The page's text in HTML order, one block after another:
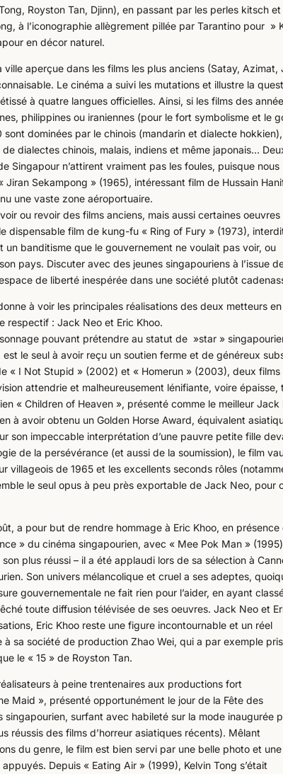
Royston Tan, Djinn), en passant par les perles kitsch et
à l’iconographie allègrement pillée par Tarantino pour »
en décor naturel.
aperçue dans les films les plus anciens (Satay, Azimat,
Le cinéma a suivi les mutations et illustre la
à quatre langues officielles. Ainsi, si les films des
philippines ou iraniennes (pour le fort symbolisme et le
dominées par le chinois (mandarin et dialecte hokkien),
dialectes chinois, malais, indiens et même japonais…
Singapour n’attirent vraiment pas les foules, puisque nous
Sekampong » (1965), intéressant film de Hussain
une vaste zone aéroportuaire.
ou revoir des films anciens, mais aussi certaines oeuvres
dispensable film de kung-fu « Ring of Fury » (1973),
banditisme que le gouvernement ne voulait pas voir, ou
pays. Discuter avec des jeunes singapouriens à l’issue
de liberté inespérée dans une société plutôt
à voir les principales réalisations des deux metteurs en
respectif : Jack Neo et Eric Khoo.
pouvant prétendre au statut de »star »
le seul à avoir reçu un soutien ferme et de généreux
« I Not Stupid » (2002) et « Homerun » (2003), deux films
attendrie et malheureusement lénifiante, voire épaisse,
« Children of Heaven », présenté comme le meilleur Jack
à avoir obtenu un Golden Horse Award, équivalent
son impeccable interprétation d’une pauvre petite fille
de la persévérance (et aussi de la soumission), le film
villageois de 1965 et les excellents seconds rôles
le seul opus à peu près exportable de Jack Neo, pour
a pour but de rendre hommage à Eric Khoo, en présence
» du cinéma singapourien, avec « Mee Pok Man »
plus réussi – il a été applaudi lors de sa sélection à
Son univers mélancolique et cruel a ses adeptes,
gouvernementale ne fait rien pour l’aider, en ayant
toute diffusion télévisée de ses oeuvres. Jack Neo et
Eric Khoo reste une figure incontournable et un réel
sa société de production Zhao Wei, qui a par exemple
le « 15 » de Royston Tan.
à peine trentenaires aux productions fort
Maid », présenté opportunément le jour de la Fête des
surfant avec habileté sur la mode inaugurée
réussis des films d’horreur asiatiques récents). Mêlant
du genre, le film est bien servi par une belle photo et
Depuis « Eating Air » (1999), Kelvin Tong s’était